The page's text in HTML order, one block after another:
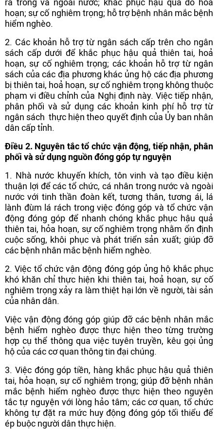
ra trong và ngoài nước; khắc phục hậu quả do hoả
hoạn; sự cố nghiêm trọng; hỗ trợ bệnh nhân mắc bệnh
hiểm nghèo.
2. Các khoản hỗ trợ từ ngân sách cấp trên cho ngân
sách cấp dưới để khắc phục hậu quả thiên tai, hoả
hoạn, sự cố nghiêm trọng; các khoản hỗ trợ từ ngân
sách của các địa phương khác ủng hộ các địa phương
bị thiên tai, hoả hoạn, sự cố nghiêm trọng không thuộc
phạm vi điều chỉnh của Nghị định này. Việc tiếp nhận,
phân phối và sử dụng các khoản kinh phí hỗ trợ từ
ngân sách thực hiện theo quyết định của Ủy ban nhân
dân cấp tỉnh.
Điều 2. Nguyên tắc tổ chức vận động, tiếp nhận, phân
phối và sử dụng nguồn đóng góp tự nguyện
1. Nhà nước khuyến khích, tôn vinh và tạo điều kiện
thuận lợi để các tổ chức, cá nhân trong nước và ngoài
nước với tinh thần đoàn kết, tương thân, tương ái, lá
lành đùm lá rách trong việc đóng góp và tổ chức vận
động đóng góp để nhanh chóng khắc phục hậu quả
thiên tai, hỏa hoạn, sự cố nghiêm trọng nhằm ổn định
cuộc sống, khôi phục và phát triển sản xuất; giúp đỡ
các bệnh nhân mắc bệnh hiểm nghèo.
2. Việc tổ chức vận động đóng góp ủng hộ khắc phục
khó khăn chỉ thực hiện khi thiên tai, hoả hoạn, sự cố
nghiêm trọng xảy ra làm thiệt hại lớn về người, tài sản
của nhân dân.
Việc vận động đóng góp giúp đỡ các bệnh nhân mắc
bệnh hiểm nghèo được thực hiện theo từng trường
hợp cụ thể thông qua việc tuyên truyền, kêu gọi ủng
hộ của các cơ quan thông tin đại chúng.
3. Việc đóng góp tiền, hàng khắc phục hậu quả thiên
tai, hỏa hoạn, sự cố nghiêm trọng; giúp đỡ bệnh nhân
mắc bệnh hiểm nghèo được thực hiện theo nguyên
tắc tự nguyện với lòng hảo tâm; các cơ quan, tổ chức
không tự đặt ra mức huy động đóng góp tối thiểu để
ép buộc người dân thực hiện.